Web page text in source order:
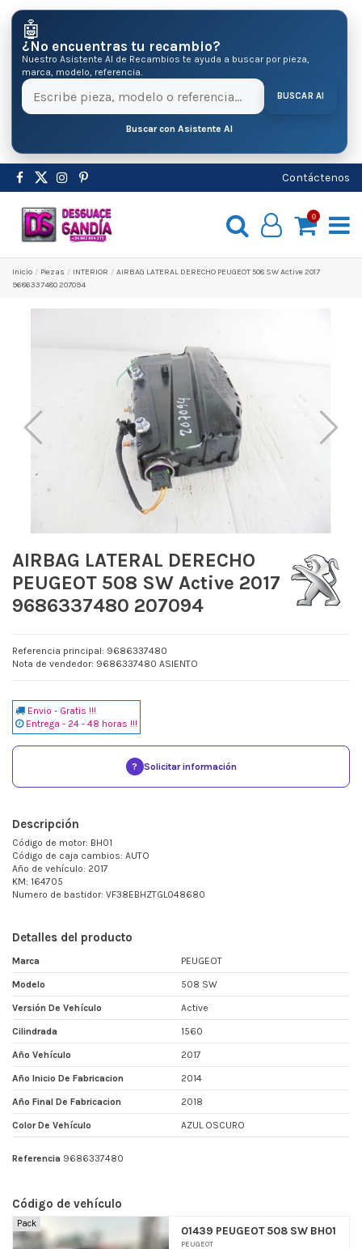
🤖
¿No encuentras tu recambio?
Nuestro Asistente AI de Recambios te ayuda a buscar por pieza,
marca, modelo, referencia.
BUSCAR AI
Buscar con Asistente AI
Contáctenos
0
Inicio Pіezas INTERIOR
AIRBAG LATERAL DERECHO PEUGEOT 508 SW Active 2017
9686337480 207094
AIRBAG LATERAL DERECHO
PEUGEOT 508 SW Active 2017
9686337480 207094
Referencia principal: 9686337480
Nota de vendedor: 9686337480 ASIENTO
Envio - Gratis !!!
Entrega - 24 - 48 horas !!!
? Solicitar información
Descripción
Código de motor: BH01
Código de caja cambios: AUTO
Año de vehículo: 2017
KM: 164705
Numero de bastidor: VF38EBHZTGL048680
Detalles del producto
Marca PEUGEOT
Modelo 508 SW
Versión De Vehículo Active
Cilindrada 1560
Año Vehículo 2017
Año Inicio De Fabricacion 2014
Año Final De Fabricacion 2018
Color De Vehículo AZUL OSCURO
Referencia 9686337480
Código de vehículo
Pack
01439 PEUGEOT 508 SW BH01
PEUGEOT